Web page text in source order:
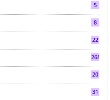
5
8
22
268
20
31